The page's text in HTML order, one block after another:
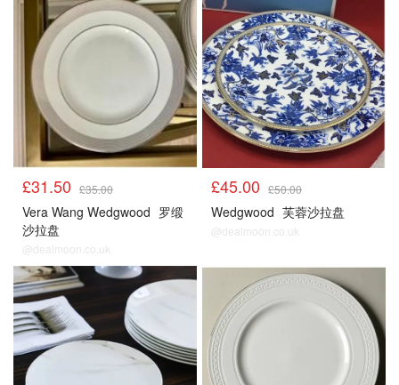
£31.50 £35.00
Vera Wang Wedgwood 罗缎
沙拉盘
@dealmoon.co.uk
£45.00 £50.00
Wedgwood 芙蓉沙拉盘
@dealmoon.co.uk